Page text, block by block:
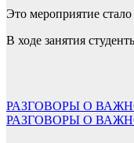
Это мероприятие
В ходе занятия
Навигация
по
РАЗГОВОРЫ О
РАЗГОВОРЫ О